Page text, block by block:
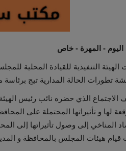
- المهرة - خاص
التنفيذية للقيادة المحلية
تطورات الحالة المدارية تيج
الاجتماع الذي حضره نائب رئيس
لها و تأثيراتها المحتملة على
المناخي إلى وصول تأثيراتها إلى
قيام هيئات المجلس بالمحافظة و